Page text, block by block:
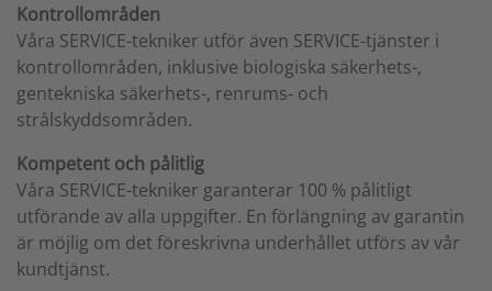
Kontrollområden
Våra SERVICE-tekniker utför även SERVICE-tjänster i
kontrollområden, inklusive biologiska säkerhets-,
gentekniska säkerhets-, renrums- och
strålskyddsområden.
Kompetent och pålitlig
Våra SERVICE-tekniker garanterar 100 % pålitligt
utförande av alla uppgifter. En förlängning av garantin
är möjlig om det föreskrivna underhållet utförs av vår
kundtjänst.